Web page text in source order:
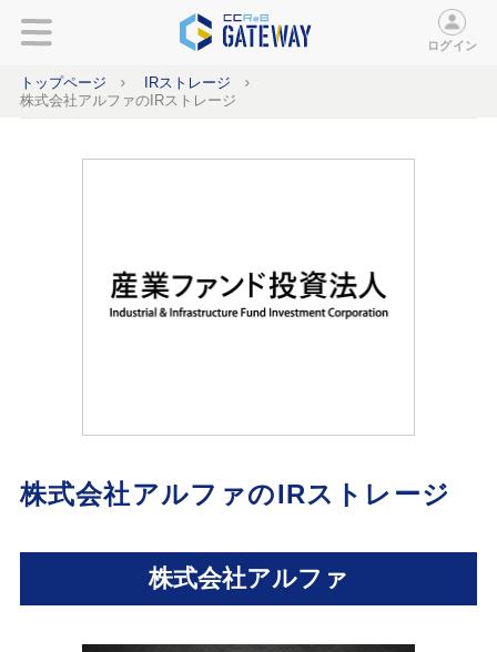
ログイン
トップページ
IRストレージ
株式会社アルファのIRストレージ
株式会社アルファのIRストレージ
株式会社アルファ